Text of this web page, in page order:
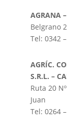
AGRANA
Belgrano
Tel: 0342
AGRÍC.
S.R.L. –
Ruta 20
Juan
Tel: 0264